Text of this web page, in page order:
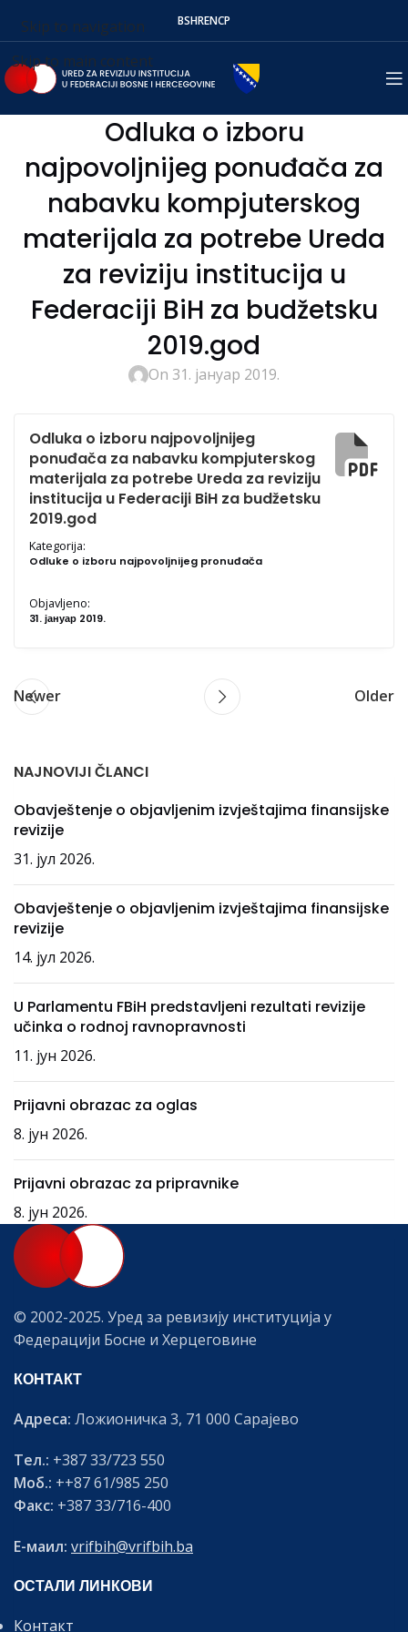
Skip to navigation
Skip to main content
BSHRENСР
Odluka o izboru
najpovoljnijeg ponuđača za
nabavku kompjuterskog
materijala za potrebe Ureda
za reviziju institucija u
Federaciji BiH za budžetsku
2019.god
On 31. јануар 2019.
Odluka o izboru najpovoljnijeg
ponuđača za nabavku kompjuterskog
materijala za potrebe Ureda za reviziju
institucija u Federaciji BiH za budžetsku
2019.god
Kategorija:
Odluke o izboru najpovoljnijeg pronuđača
Objavljeno:
31. јануар 2019.
Newer Older
NAJNOVIJI ČLANCI
Obavještenje o objavljenim izvještajima finansijske
revizije
31. јул 2026.
Obavještenje o objavljenim izvještajima finansijske
revizije
14. јул 2026.
U Parlamentu FBiH predstavljeni rezultati revizije
učinka o rodnoj ravnopravnosti
11. јун 2026.
Prijavni obrazac za oglas
8. јун 2026.
Prijavni obrazac za pripravnike
8. јун 2026.
© 2002-2025. Уред за ревизију институција у
Федерацији Босне и Херцеговине
КОНТАКТ
Адреса: Ложионичка 3, 71 000 Сарајево
Тел.: +387 33/723 550
Моб.: ++87 61/985 250
Факс: +387 33/716-400
Е-маил: vrifbih@vrifbih.ba
ОСТАЛИ ЛИНКОВИ
Контакт